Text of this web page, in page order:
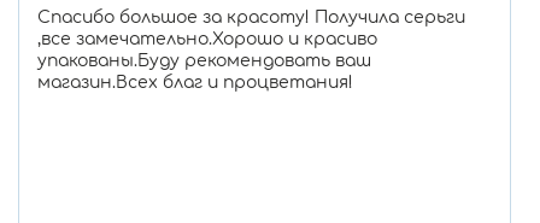
Спасибо большое за красоту! Получила серьги
,все замечательно.Хорошо и красиво
упакованы.Буду рекомендовать ваш
магазин.Всех благ и процветания!